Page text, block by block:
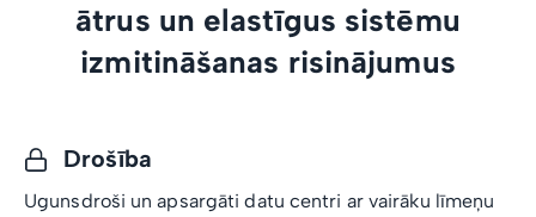
ātrus un elastīgus sistēmu
izmitināšanas risinājumus
Drošība
Ugunsdroši un apsargāti datu centri ar vairāku līmeņu